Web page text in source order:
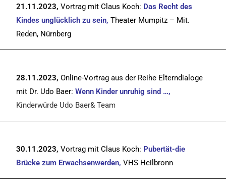
21.11.2023,Vortrag mit Claus Koch: Das Recht des
Kindes unglücklich zu sein,Theater Mumpitz – Mit.
Reden, Nürnberg
28.11.2023, Online-Vortrag aus der Reihe Elterndialoge
mit Dr. Udo Baer:Wenn Kinder unruhig sind …,
Kinderwürde Udo Baer& Team
30.11.2023, Vortrag mit Claus Koch: Pubertät-die
Brücke zum Erwachsenwerden,VHS Heilbronn